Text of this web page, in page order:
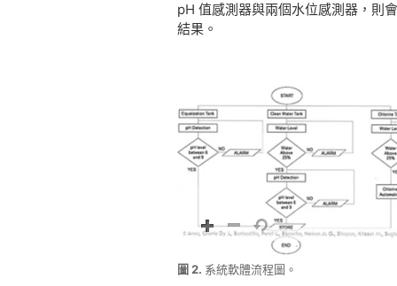
pH 值感測器與兩個水位感測器，則
結果。
圖 2. 系統軟體流程圖。